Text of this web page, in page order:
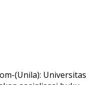
(Unila): Universitas